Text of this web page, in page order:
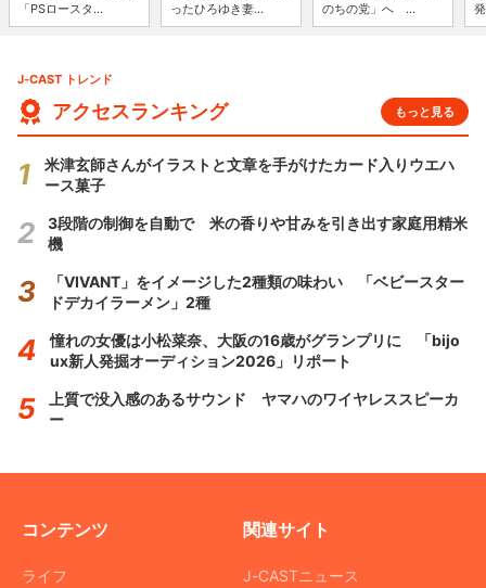
「PSロースタ...
ったひろゆき妻...
のちの党」へ ...
J-CAST トレンド
アクセスランキング もっと見る
米津玄師さんがイラストと文章を手がけたカード入りウエハ
ース菓子
3段階の制御を自動で 米の香りや甘みを引き出す家庭用精米
機
「VIVANT」をイメージした2種類の味わい 「ベビースター
ドデカイラーメン」2種
憧れの女優は小松菜奈、大阪の16歳がグランプリに 「bijo
ux新人発掘オーディション2026」リポート
上質で没入感のあるサウンド ヤマハのワイヤレススピーカ
ー
コンテンツ
ライフ
関連サイト
J-CASTニュース